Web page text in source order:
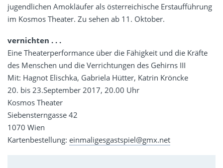
jugendlichen Amokläufer als österreichische Erstaufführung
im Kosmos Theater. Zu sehen ab 11. Oktober.
vernichten . . .
Eine Theaterperformance über die Fähigkeit und die Kräfte
des Menschen und die Verrichtungen des Gehirns III
Mit: Hagnot Elischka, Gabriela Hütter, Katrin Kröncke
20. bis 23.September 2017, 20.00 Uhr
Kosmos Theater
Siebensterngasse 42
1070 Wien
Kartenbestellung: einmaligesgastspiel@gmx.net